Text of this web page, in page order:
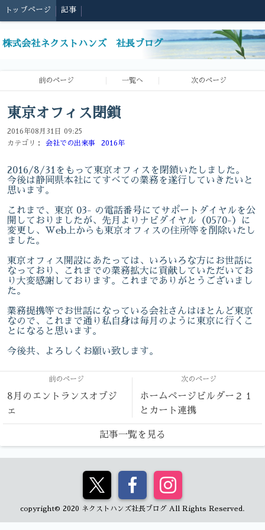
トップページ 記事
株式会社ネクストハンズ 社長ブログ
前のページ 一覧へ 次のページ
東京オフィス閉鎖
2016年08月31日 09:25
カテゴリ：
会社での出来事 2016年
2016/8/31をもって東京オフィスを閉鎖いたしました。
今後は静岡県本社にてすべての業務を遂行していきたいと
思います。
これまで、東京 03- の電話番号にてサポートダイヤルを公
開しておりましたが、先月よりナビダイヤル（0570-）に
変更し、Web上からも東京オフィスの住所等を削除いたし
ました。
東京オフィス開設にあたっては、いろいろな方にお世話に
なっており、これまでの業務拡大に貢献していただいてお
り大変感謝しております。これまでありがとうございまし
た。
業務提携等でお世話になっている会社さんはほとんど東京
なので、これまで通り私自身は毎月のように東京に行くこ
とになると思います。
今後共、よろしくお願い致します。
前のページ
8月のエントランスオブジ
ェ
次のページ
ホームページビルダー２１
とカート連携
記事一覧を見る
copyright© 2020 ネクストハンズ社長ブログ All Rights Reserved.